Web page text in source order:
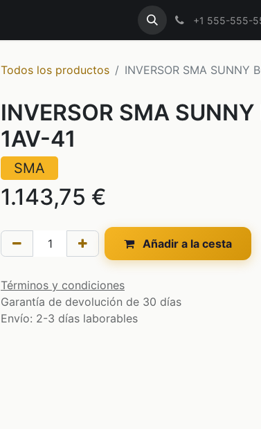
+1 555-555-
Todos los productos INVERSOR SMA SUNNY
INVERSOR SMA
1AV-41
SMA
1.143,75 €
Añadir a la cesta
Términos y condiciones
Garantía de devolución de 30 días
Envío: 2-3 días laborables